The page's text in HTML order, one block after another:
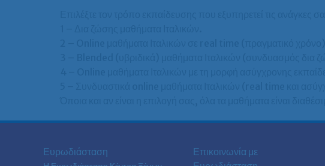
Ευρωδιάσταση
Επικοινωνία με